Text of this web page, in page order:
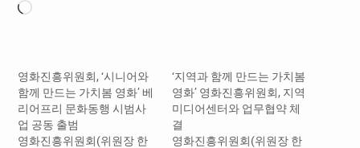
로
영화진흥위원회, ‘시니어와
함께 만드는 가치봄 영화’ 베
리어프리 문화동행 시범사
업 공동 출범
영화진흥위원회(위원장 한
‘지역과 함께 만드는 가치봄
영화’ 영화진흥위원회, 지역
미디어센터와 업무협약 체
결
영화진흥위원회(위원장 한